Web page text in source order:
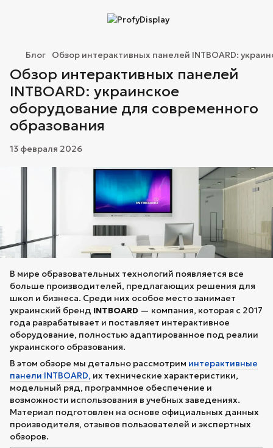
Блог Обзор интерактивных панелей INTBOARD:
Обзор интерактивных панелей
INTBOARD: украинское
оборудование для современного
образования
13 февраля 2026
В мире образовательных технологий появляется все
больше производителей, предлагающих решения для
школ и бизнеса. Среди них особое место занимает
украинский бренд INTBOARD — компания, которая с 2017
года разрабатывает и поставляет интерактивное
оборудование, полностью адаптированное под реалии
украинского образования.
В этом обзоре мы детально рассмотрим интерактивные
панели INTBOARD, их технические характеристики,
модельный ряд, программное обеспечение и
возможности использования в учебных заведениях.
Материал подготовлен на основе официальных данных
производителя, отзывов пользователей и экспертных
обзоров.